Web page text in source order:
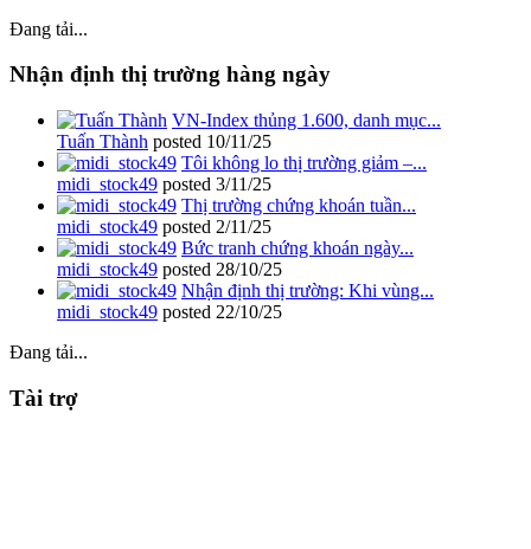
Đang tải...
Nhận định thị trường hàng ngày
VN-Index thủng 1.600, danh mục...
Tuấn Thành posted 10/11/25
Tôi không lo thị trường giảm –...
midi_stock49 posted 3/11/25
Thị trường chứng khoán tuần...
midi_stock49 posted 2/11/25
Bức tranh chứng khoán ngày...
midi_stock49 posted 28/10/25
Nhận định thị trường: Khi vùng...
midi_stock49 posted 22/10/25
Đang tải...
Tài trợ